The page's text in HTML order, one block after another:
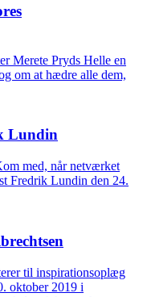
Merete Pryds Helle en
om at hædre alle dem,
Lundin
med, når netværket
Fredrik Lundin den 24.
til inspirationsoplæg
oktober 2019 i